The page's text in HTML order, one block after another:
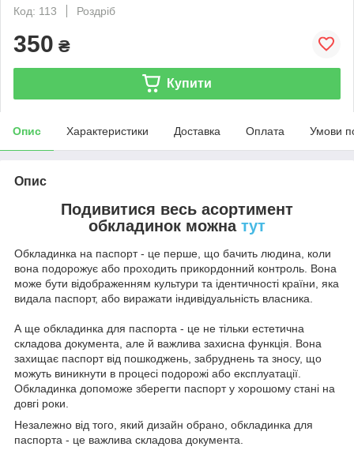
Код: 113
Роздріб
350 ₴
Купити
Опис Характеристики Доставка Оплата Умови
Опис
Подивитися весь асортимент
обкладинок можна тут
Обкладинка на паспорт - це перше, що бачить людина, коли
вона подорожує або проходить прикордонний контроль. Вона
може бути відображенням культури та ідентичності країни, яка
видала паспорт, або виражати індивідуальність власника.
А ще обкладинка для паспорта - це не тільки естетична
складова документа, але й важлива захисна функція. Вона
захищає паспорт від пошкоджень, забруднень та зносу, що
можуть виникнути в процесі подорожі або експлуатації.
Обкладинка допоможе зберегти паспорт у хорошому стані на
довгі роки.
Незалежно від того, який дизайн обрано, обкладинка для
паспорта - це важлива складова документа.